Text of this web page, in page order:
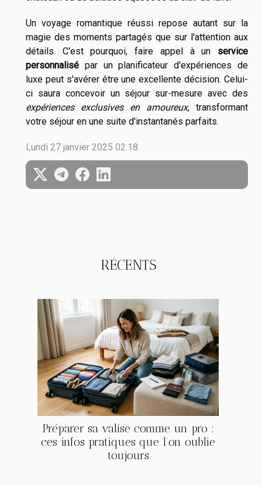
RÉCENTS
Préparer sa valise comme un pro :
ces infos pratiques que l’on oublie
toujours
Un voyage romantique réussi repose autant sur la
magie des moments partagés que sur l'attention aux
détails. C'est pourquoi, faire appel à un service
personnalisé par un planificateur d'expériences de
luxe peut s'avérer être une excellente décision. Celui-
ci saura concevoir un séjour sur-mesure avec des
expériences exclusives en amoureux, transformant
votre séjour en une suite d'instantanés parfaits.
Lundi 27 janvier 2025 02:18